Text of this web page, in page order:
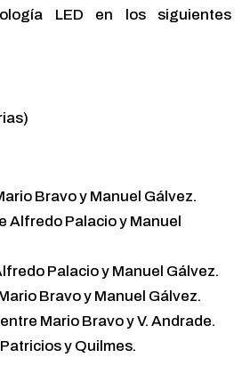
LED en los siguientes
Bravo y Manuel Gálvez.
Alfredo Palacio y Manuel
Palacio y Manuel Gálvez.
Bravo y Manuel Gálvez.
Mario Bravo y V. Andrade.
y Quilmes.